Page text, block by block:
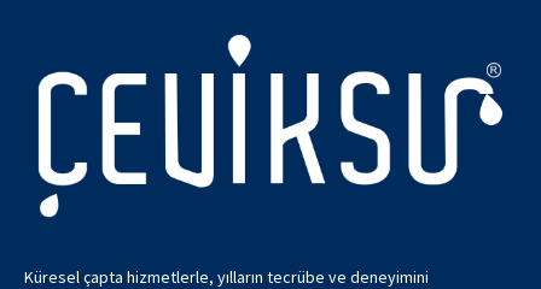
Küresel çapta hizmetlerle, yılların tecrübe ve deneyimini